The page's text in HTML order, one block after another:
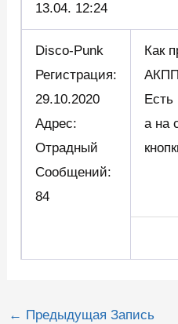
13.04. 12:24
Disco-Punk
Регистрация:
29.10.2020
Адрес:
Отрадный
Сообщений:
84
Как
а на
Навигация
← Предыдущая Запись